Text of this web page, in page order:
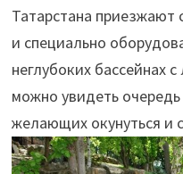
Татарстана приезжают
и специально
неглубоких бассейнах
можно увидеть
желающих окунуться и